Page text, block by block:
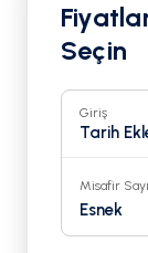
Seçin
Giriş
Tarih
Misafir
Esnek